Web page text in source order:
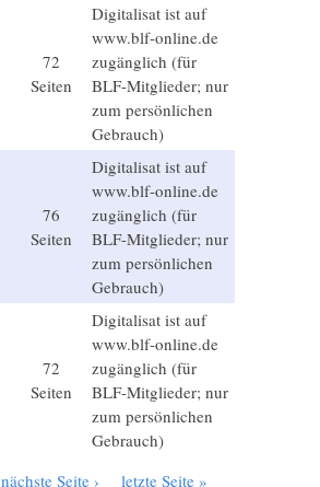
72
Seiten
Digitalisat ist auf
www.blf-online.de
zugänglich (für
BLF-Mitglieder; nur
zum persönlichen
Gebrauch)
76
Seiten
Digitalisat ist auf
www.blf-online.de
zugänglich (für
BLF-Mitglieder; nur
zum persönlichen
Gebrauch)
72
Seiten
Digitalisat ist auf
www.blf-online.de
zugänglich (für
BLF-Mitglieder; nur
zum persönlichen
Gebrauch)
nächste Seite › letzte Seite »